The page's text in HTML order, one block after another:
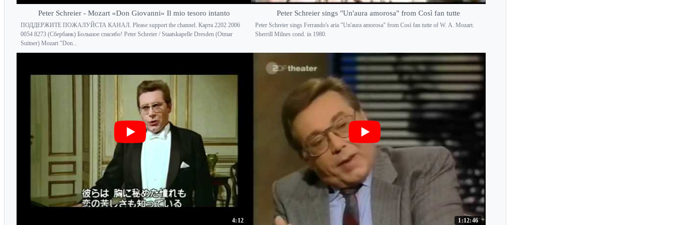
Peter Schreier - Mozart «Don Giovanni» Il mio tesoro intanto
ПОДДЕРЖИТЕ ПОЖАЛУЙСТА КАНАЛ. Please support the channel. Карта 2202 2006
0054 8273 (Сбербанк) Большое спасибо! Peter Schreier / Staatskapelle Dresden (Otmar
Suitner) Mozart "Don...
Peter Schreier sings "Un'aura amorosa" from Così fan tutte
Peter Schreier sings Ferrando's aria "Un'aura amorosa" from Così fan tutte of W. A. Mozart.
Sherrill Milnes cond. in 1980.
4:12 1:12:46